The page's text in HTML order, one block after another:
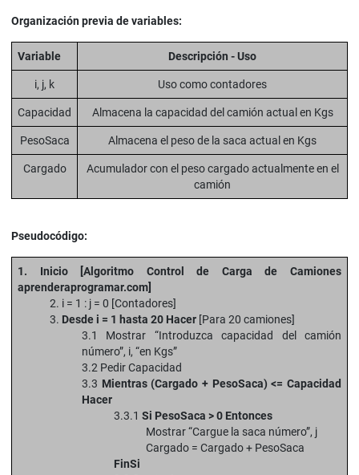
Organización previa de variables:
Variable Descripción - Uso
i, j, k Uso como contadores
Capacidad Almacena la capacidad del camión actual en Kgs
PesoSaca Almacena el peso de la saca actual en Kgs
Cargado
Acumulador con el peso cargado actualmente en el
camión
Pseudocódigo:
1. Inicio [Algoritmo Control de Carga de Camiones
aprenderaprogramar.com]
2. i = 1 : j = 0 [Contadores]
3. Desde i = 1 hasta 20 Hacer [Para 20 camiones]
3.1 Mostrar “Introduzca capacidad del camión
número”, i, “en Kgs”
3.2 Pedir Capacidad
3.3 Mientras (Cargado + PesoSaca) <= Capacidad
Hacer
3.3.1 Si PesoSaca > 0 Entonces
Mostrar “Cargue la saca número”, j
Cargado = Cargado + PesoSaca
FinSi